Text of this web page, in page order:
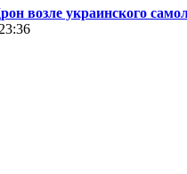
возле украинского